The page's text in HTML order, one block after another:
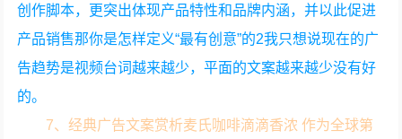
创作脚本，更突出体现产品特性和品牌内涵，并以此促进
产品销售那你是怎样定义“最有创意”的2我只想说现在的广
告趋势是视频台词越来越少，平面的文案越来越少没有好
的。
7、经典广告文案赏析麦氏咖啡滴滴香浓 作为全球第